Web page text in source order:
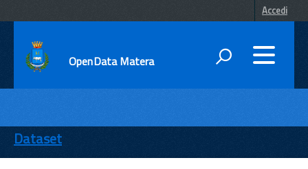
Accedi
OpenData Matera
ENTI
TEMI
Dataset